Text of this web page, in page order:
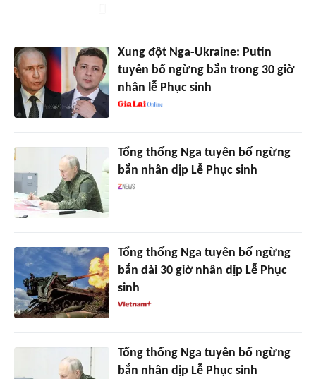
Xung đột Nga-Ukraine: Putin
tuyên bố ngừng bắn trong 30 giờ
nhân lễ Phục sinh
Tổng thống Nga tuyên bố ngừng
bắn nhân dịp Lễ Phục sinh
Tổng thống Nga tuyên bố ngừng
bắn dài 30 giờ nhân dịp Lễ Phục
sinh
Tổng thống Nga tuyên bố ngừng
bắn nhân dịp Lễ Phục sinh